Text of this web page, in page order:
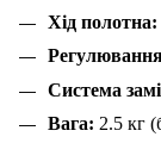
Хід полотна:
Система
Вага: 2.5 кг